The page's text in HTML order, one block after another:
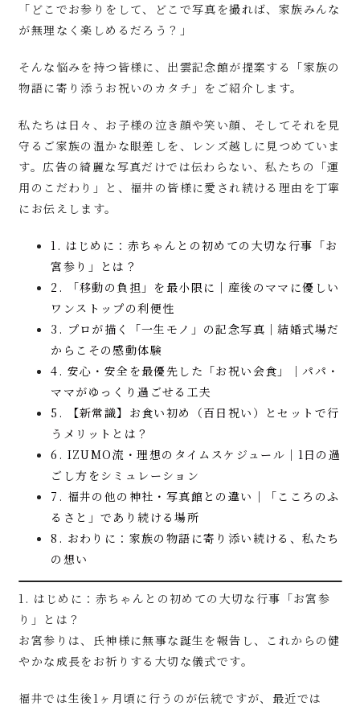
「どこでお参りをして、どこで写真を撮れば、家族みんな
が無理なく楽しめるだろう？」
そんな悩みを持つ皆様に、出雲記念館が提案する「家族の
物語に寄り添うお祝いのカタチ」をご紹介します。
私たちは日々、お子様の泣き顔や笑い顔、そしてそれを見
守るご家族の温かな眼差しを、レンズ越しに見つめていま
す。広告の綺麗な写真だけでは伝わらない、私たちの「運
用のこだわり」と、福井の皆様に愛され続ける理由を丁寧
にお伝えします。
1. はじめに：赤ちゃんとの初めての大切な行事「お
宮参り」とは？
2. 「移動の負担」を最小限に｜産後のママに優しい
ワンストップの利便性
3. プロが描く「一生モノ」の記念写真｜結婚式場だ
からこその感動体験
4. 安心・安全を最優先した「お祝い会食」｜パパ・
ママがゆっくり過ごせる工夫
5. 【新常識】お食い初め（百日祝い）とセットで行
うメリットとは？
6. IZUMO流・理想のタイムスケジュール｜1日の過
ごし方をシミュレーション
7. 福井の他の神社・写真館との違い｜「こころのふ
るさと」であり続ける場所
8. おわりに：家族の物語に寄り添い続ける、私たち
の想い
1. はじめに：赤ちゃんとの初めての大切な行事「お宮参
り」とは？
お宮参りは、氏神様に無事な誕生を報告し、これからの健
やかな成長をお祈りする大切な儀式です。
福井では生後1ヶ月頃に行うのが伝統ですが、最近では